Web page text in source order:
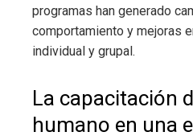
programas han generado
comportamiento y mejoras
individual y grupal.
La capacitación
humano en una